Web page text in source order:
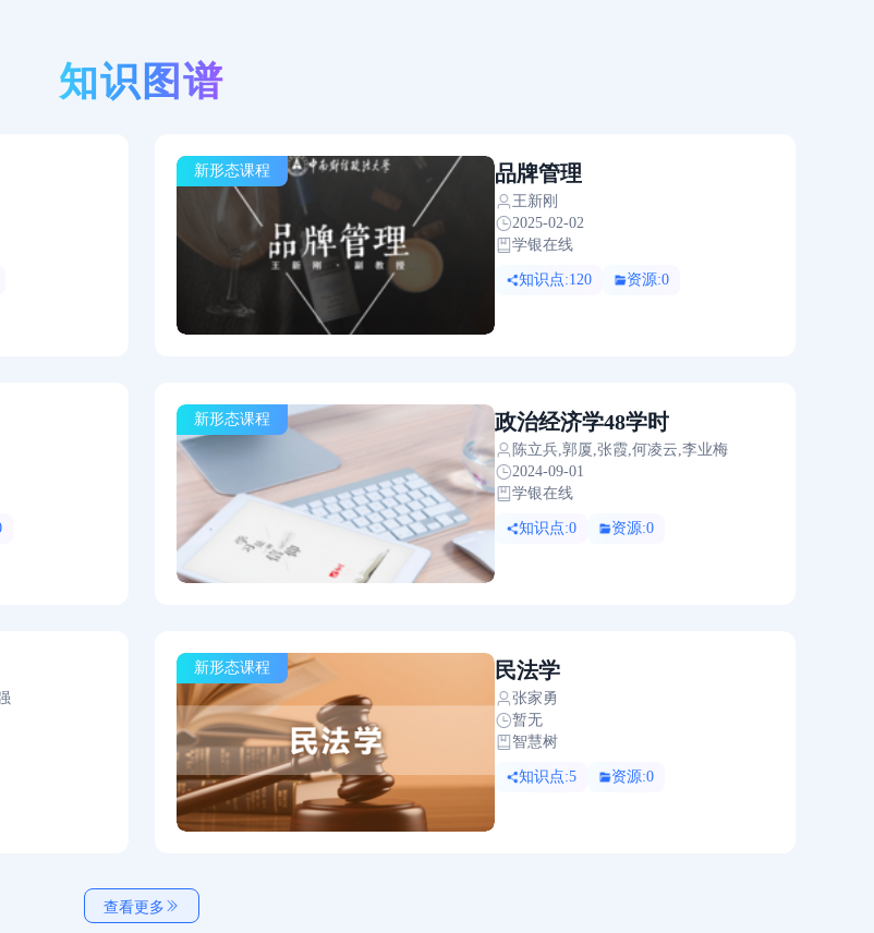
知识图谱
新形态课程 品牌管理
王新刚
2025-02-02
学银在线
知识点:120 资源:0
新形态课程 政治经济学48学时
陈立兵,郭厦,张霞,何凌云,李业梅
2024-09-01
学银在线
知识点:0 资源:0
新形态课程 民法学
张家勇
暂无
智慧树
知识点:5 资源:0
查看更多